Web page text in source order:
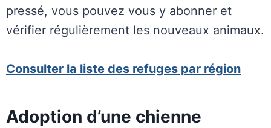
pressé, vous pouvez vous y abonner et
vérifier régulièrement les nouveaux animaux.
Consulter la liste des refuges par région
Adoption d’une chienne